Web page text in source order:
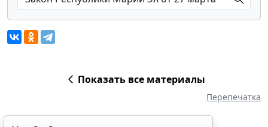
Показать все материалы
Перепечатка